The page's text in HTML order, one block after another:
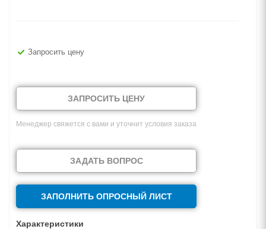
Запросить цену
ЗАПРОСИТЬ ЦЕНУ
Менеджер свяжется с вами и уточнит условия заказа
ЗАДАТЬ ВОПРОС
ЗАПОЛНИТЬ ОПРОСНЫЙ ЛИСТ
Характеристики